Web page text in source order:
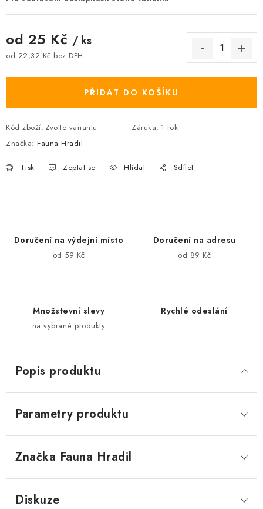
od 25 Kč / ks
od 22,32 Kč bez DPH
PŘIDAT DO KOŠÍKU
Kód zboží: Zvolte variantu Záruka: 1 rok
Značka: Fauna Hradil
Tisk Zeptat se Hlídat Sdílet
Doručení na výdejní místo
od 59 Kč
Doručení na adresu
od 89 Kč
Množstevní slevy
na vybrané produkty
Rychlé odeslání
Popis produktu
Parametry produktu
Značka Fauna Hradil
Diskuze